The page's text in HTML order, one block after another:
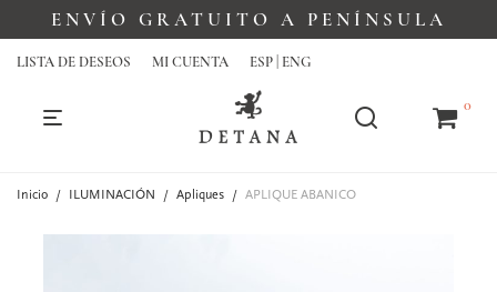
ENVÍO GRATUITO A PENÍNSULA
LISTA DE DESEOS MI CUENTA ESP | ENG
0
Inicio / ILUMINACIÓN / Apliques / APLIQUE ABANICO